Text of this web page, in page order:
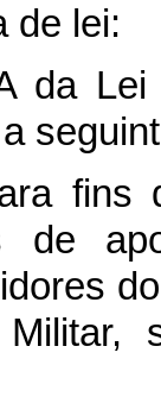
de lei:
da
fins
de